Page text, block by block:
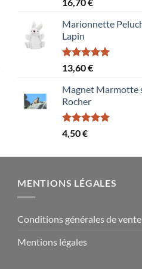
sur 5
Marionnette
Lapin
Note5.00
sur 5
13,60€
Magnet Marmotte
Rocher
Note5.00
sur 5
4,50€
MENTIONS LÉGALES
Conditions générales de vente
Mentions légales